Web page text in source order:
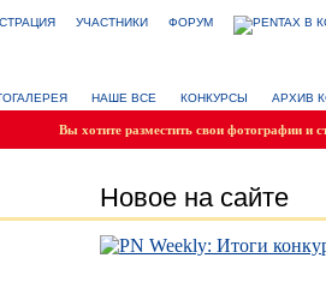
УЧАСТНИКИ ФОРУМ
НАШЕ ВСЕ КОНКУРСЫ АРХИВ
Вы хотите разместить свои фотографии и
Новое на сайте